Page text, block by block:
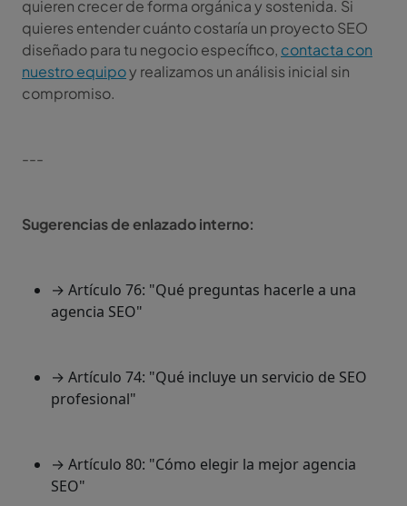
quieren crecer de forma orgánica y sostenida. Si
quieres entender cuánto costaría un proyecto SEO
diseñado para tu negocio específico, contacta con
nuestro equipoy realizamos un análisis inicial sin
compromiso.
---
Sugerencias de enlazado interno:
→ Artículo 76: "Qué preguntas hacerle a una
agencia SEO"
→ Artículo 74: "Qué incluye un servicio de SEO
profesional"
→ Artículo 80: "Cómo elegir la mejor agencia
SEO"